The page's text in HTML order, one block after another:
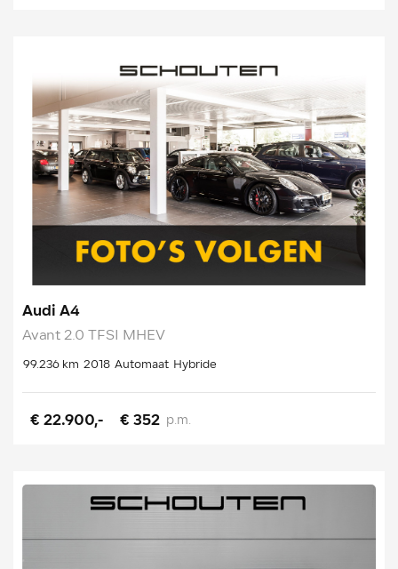
Audi A4
Avant 2.0 TFSI MHEV
99.236 km 2018 Automaat Hybride
€ 22.900,- € 352 p.m.